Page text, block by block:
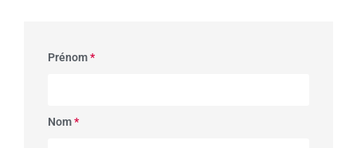
Prénom*
Nom*